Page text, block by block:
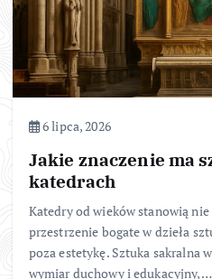
6 lipca, 2026
Jakie znaczenie ma
katedrach
Katedry od wieków stanowią
przestrzenie bogate w dzieła
poza estetykę. Sztuka sakralna
wymiar duchowy i edukacyjny,…